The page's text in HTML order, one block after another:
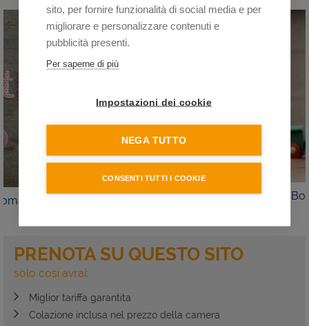
sito, per fornire funzionalità di social media e per
migliorare e personalizzare contenuti e
pubblicità presenti.
Per saperne di più
Impostazioni dei cookie
NEGA TUTTO
CONSENTI TUTTI I COOKIE
DETTAGLI
Advance Booking
PRENOTA SU QUESTO SITO
solo così avrai:
Miglior tariffa garantita
Colazione inclusa nel prezzo della camera